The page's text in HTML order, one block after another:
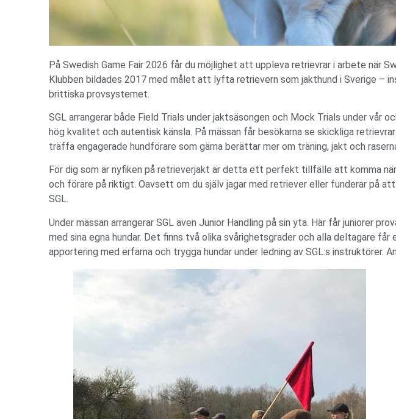
På Swedish Game Fair 2026 får du möjlighet att uppleva retrievrar i arbete när
Klubben bildades 2017 med målet att lyfta retrievern som jakthund i Sverige –
brittiska provsystemet.
SGL arrangerar både Field Trials under jaktsäsongen och Mock Trials under
hög kvalitet och autentisk känsla. På mässan får besökarna se skickliga
träffa engagerade hundförare som gärna berättar mer om träning, jakt och
För dig som är nyfiken på retrieverjakt är detta ett perfekt tillfälle att komma
och förare på riktigt. Oavsett om du själv jagar med retriever eller funderar på
SGL.
Under mässan arrangerar SGL även Junior Handling på sin yta. Här får juniorer
med sina egna hundar. Det finns två olika svårighetsgrader och alla deltagare
apportering med erfarna och trygga hundar under ledning av SGL:s instruktörer.